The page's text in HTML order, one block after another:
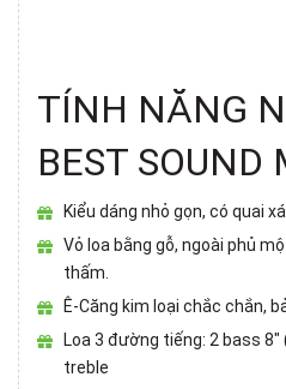
TÍNH NĂNG
BEST SOUND
Kiểu dáng nhỏ gọn, có quai
Vỏ loa bằng gỗ, ngoài phủ
thấm.
Ê-Căng kim loại chắc chắn,
Loa 3 đường tiếng: 2 bass 8"
treble